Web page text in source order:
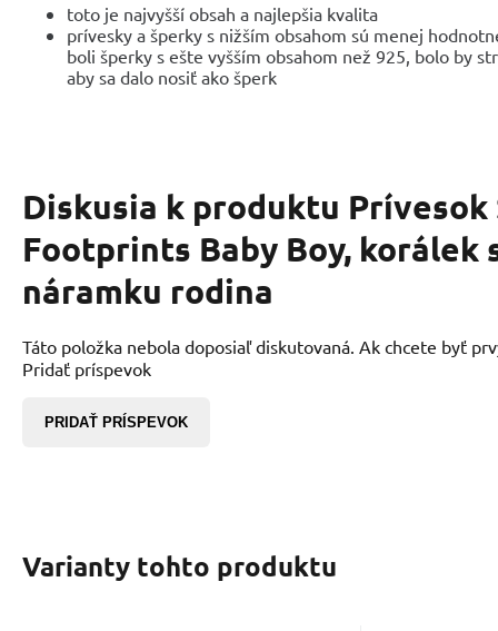
toto je najvyšší obsah a najlepšia kvalita
prívesky a šperky s nižším obsahom sú menej
boli šperky s ešte vyšším obsahom než 925, bolo by
aby sa dalo nosiť ako šperk
Diskusia k produktu
Footprints Baby Boy, korálek
náramku rodina
Táto položka nebola doposiaľ diskutovaná. Ak chcete byť
Pridať príspevok
PRIDAŤ PRÍSPEVOK
Varianty tohto produktu